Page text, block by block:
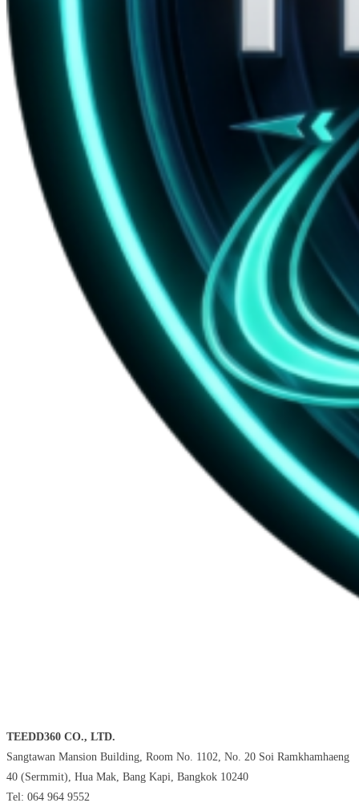
TEEDD360 CO., LTD.
Sangtawan Mansion Building, Room No. 1102, No. 20 Soi Ramkhamhaeng
40 (Sermmit), Hua Mak, Bang Kapi, Bangkok 10240
Tel: 064 964 9552